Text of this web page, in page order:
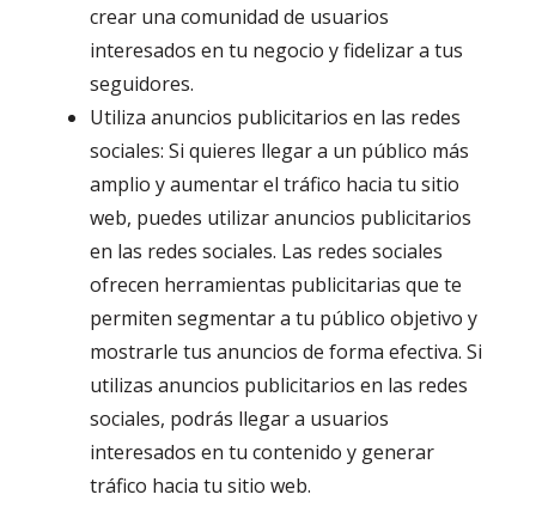
crear una comunidad de usuarios
interesados en tu negocio y fidelizar a tus
seguidores.
Utiliza anuncios publicitarios en las redes
sociales: Si quieres llegar a un público más
amplio y aumentar el tráfico hacia tu sitio
web, puedes utilizar anuncios publicitarios
en las redes sociales. Las redes sociales
ofrecen herramientas publicitarias que te
permiten segmentar a tu público objetivo y
mostrarle tus anuncios de forma efectiva. Si
utilizas anuncios publicitarios en las redes
sociales, podrás llegar a usuarios
interesados en tu contenido y generar
tráfico hacia tu sitio web.